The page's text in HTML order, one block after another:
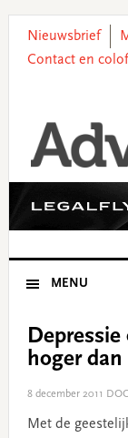
primary
main
primary
footer
Nieuwsbrief
Contact en
MENU
hoger
8 december 2011
Met de